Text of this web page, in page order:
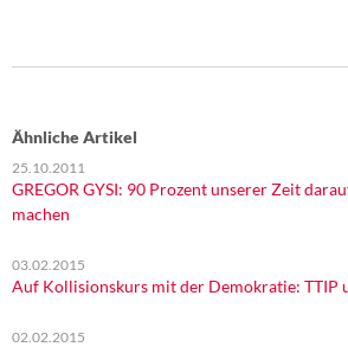
Kontakt
Ähnliche Artikel
25.10.2011
GREGOR GYSI: 90 Prozent unserer Zeit
machen
03.02.2015
Auf Kollisionskurs mit der Demokratie: TTIP
02.02.2015